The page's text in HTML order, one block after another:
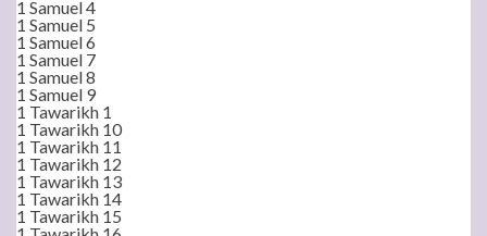
1 Samuel 4
1 Samuel 5
1 Samuel 6
1 Samuel 7
1 Samuel 8
1 Samuel 9
1 Tawarikh 1
1 Tawarikh 10
1 Tawarikh 11
1 Tawarikh 12
1 Tawarikh 13
1 Tawarikh 14
1 Tawarikh 15